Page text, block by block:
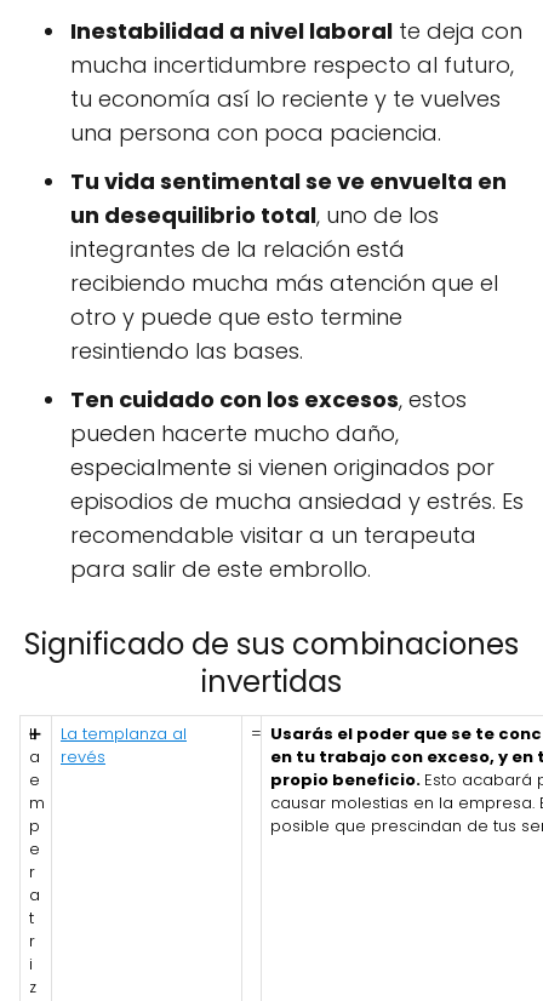
Inestabilidad a nivel laboral te deja con
mucha incertidumbre respecto al futuro,
tu economía así lo reciente y te vuelves
una persona con poca paciencia.
Tu vida sentimental se ve envuelta en
un desequilibrio total, uno de los
integrantes de la relación está
recibiendo mucha más atención que el
otro y puede que esto termine
resintiendo las bases.
Ten cuidado con los excesos, estos
pueden hacerte mucho daño,
especialmente si vienen originados por
episodios de mucha ansiedad y estrés. Es
recomendable visitar a un terapeuta
para salir de este embrollo.
Significado de sus combinaciones
invertidas
L
a
e
m
p
e
r
a
t
r
i
z
➕
La templanza al
revés
= Usarás el poder que se te
en tu trabajo con exceso, y en
propio beneficio. Esto acabará
causar molestias en la empresa.
posible que prescindan de tus